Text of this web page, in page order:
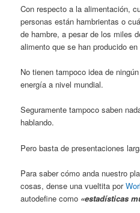
Con respecto a la alimentación,
personas están hambrientas o
de hambre, a pesar de los miles
alimento que se han producido en
No tienen tampoco idea de
energía a nivel mundial.
Seguramente tampoco saben
hablando.
Pero basta de presentaciones
Para saber cómo anda nuestro
cosas, dense una vueltita por
autodefine como «estadísticas